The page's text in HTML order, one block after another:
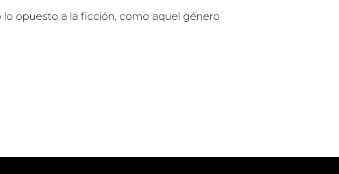
opuesto a la ficción, como aquel género